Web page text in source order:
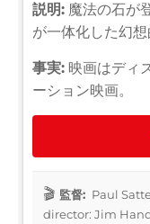
説明: 魔法の石が
が一体化した幻想
事実: 映画はディ
ーション映画。
監督: Paul
director: Jim